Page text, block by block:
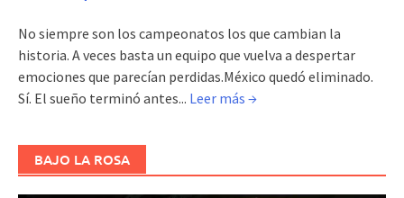
No siempre son los campeonatos los que cambian la
historia. A veces basta un equipo que vuelva a despertar
emociones que parecían perdidas.México quedó eliminado.
Sí. El sueño terminó antes... Leer más →
BAJO LA ROSA